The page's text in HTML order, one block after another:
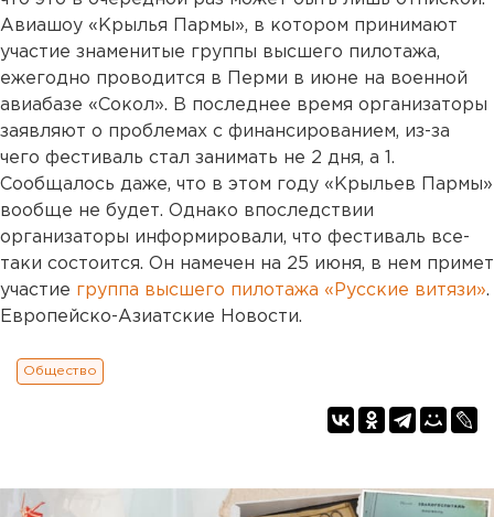
Авиашоу «Крылья Пармы», в котором принимают
участие знаменитые группы высшего пилотажа,
ежегодно проводится в Перми в июне на военной
авиабазе «Сокол». В последнее время организаторы
заявляют о проблемах с финансированием, из-за
чего фестиваль стал занимать не 2 дня, а 1.
Сообщалось даже, что в этом году «Крыльев Пармы»
вообще не будет. Однако впоследствии
организаторы информировали, что фестиваль все-
таки состоится. Он намечен на 25 июня, в нем примет
участие группа высшего пилотажа «Русские витязи».
Европейско-Азиатские Новости.
Общество